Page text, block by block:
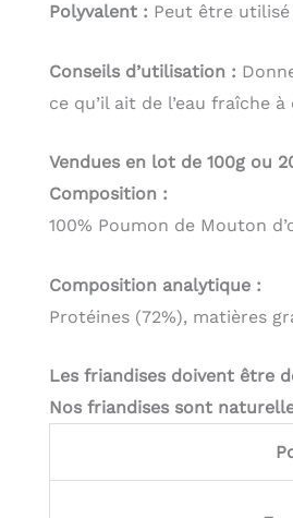
Polyvalent : Peut être
Conseils d’utilisation :
ce qu’il ait de l’eau fraîche
Vendues en lot de 100g ou
Composition :
100% Poumon de Mouton
Composition analytique :
Protéines (72%), matières
Les friandises doivent être
Nos friandises sont